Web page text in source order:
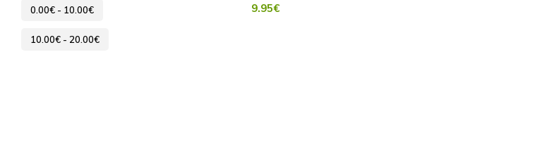
9.95€
0.00€ - 10.00€
10.00€ - 20.00€